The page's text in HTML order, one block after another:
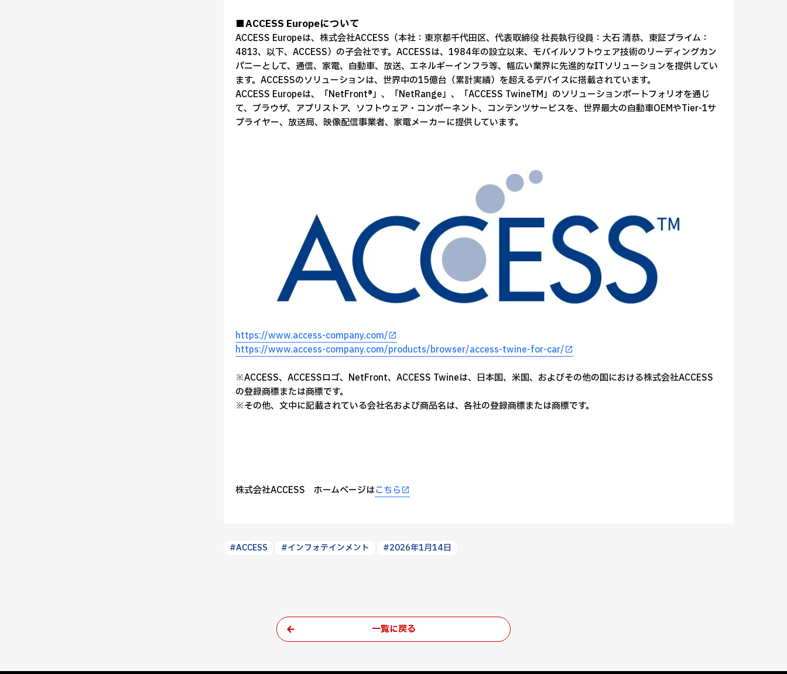
■ACCESS Europeについて
ACCESS Europeは、株式会社ACCESS（本社：東京都千代田区、代表取締役 社長執行役員：大石 清恭、東証プライム：
4813、以下、ACCESS）の子会社です。ACCESSは、1984年の設立以来、モバイルソフトウェア技術のリーディングカン
パニーとして、通信、家電、自動車、放送、エネルギーインフラ等、幅広い業界に先進的なITソリューションを提供してい
ます。ACCESSのソリューションは、世界中の15億台（累計実績）を超えるデバイスに搭載されています。
ACCESS Europeは、「NetFront®」、「NetRange」、「ACCESS TwineTM」のソリューションポートフォリオを通じ
て、ブラウザ、アプリストア、ソフトウェア・コンポーネント、コンテンツサービスを、世界最大の自動車OEMやTier-1サ
プライヤー、放送局、映像配信事業者、家電メーカーに提供しています。
https://www.access-company.com/
https://www.access-company.com/products/browser/access-twine-for-car/
※ACCESS、ACCESSロゴ、NetFront、ACCESS Twineは、日本国、米国、およびその他の国における株式会社ACCESS
の登録商標または商標です。
※その他、文中に記載されている会社名および商品名は、各社の登録商標または商標です。
株式会社ACCESS ホームページはこちら
#ACCESS #インフォテインメント #2026年1月14日
一覧に戻る